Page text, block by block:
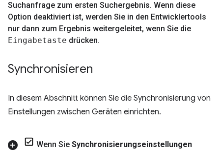
Suchanfrage zum ersten Suchergebnis. Wenn diese
Option deaktiviert ist, werden Sie in den Entwicklertools
nur dann zum Ergebnis weitergeleitet, wenn Sie die
Eingabetaste drücken.
Synchronisieren
In diesem Abschnitt können Sie die Synchronisierung von
Einstellungen zwischen Geräten einrichten.
Wenn Sie Synchronisierungseinstellungen